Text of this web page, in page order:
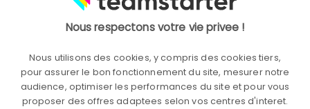
Bénéfices
contributions. Améliore la perception de Teamstarter
grâce à des actions de communication impactantes.
Fédère les équipes autour de la réussite des initiatives
internes.
Nous respectons votre vie privee !
Nous utilisons des cookies, y compris des cookies tiers,
pour assurer le bon fonctionnement du site, mesurer notre
audience, optimiser les performances du site et pour vous
proposer des offres adaptees selon vos centres d'interet.